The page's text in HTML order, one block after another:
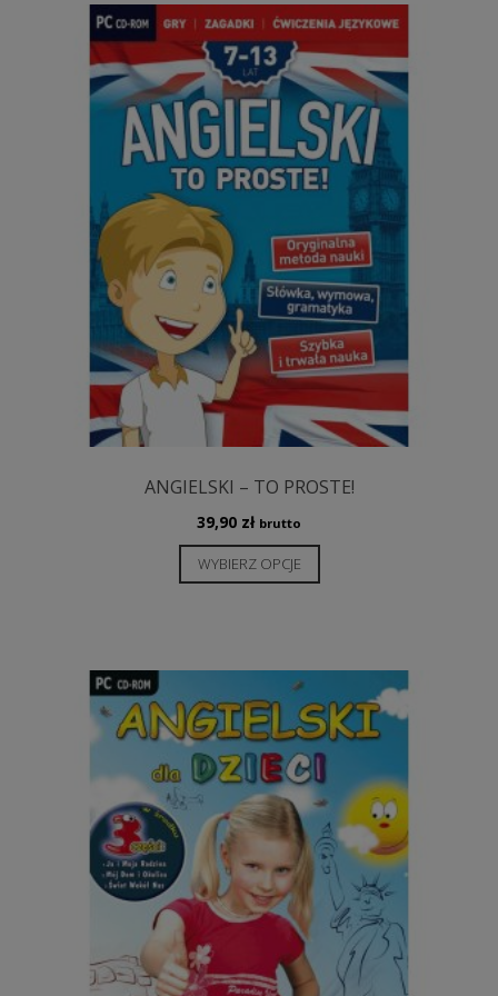
ANGIELSKI – TO PROSTE!
39,90 zł brutto
WYBIERZ OPCJE
produkt
można
wybrać
na
stronie
produktu